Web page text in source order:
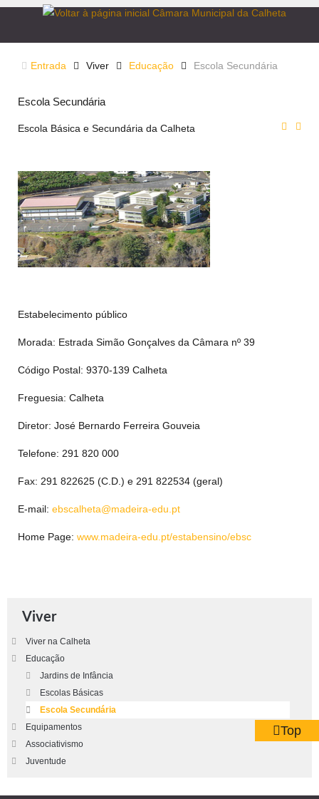
Entrada Viver Educação Escola Secundária
Escola Secundária
Escola Básica e Secundária da Calheta
Estabelecimento público
Morada: Estrada Simão Gonçalves da Câmara nº 39
Código Postal: 9370-139 Calheta
Freguesia: Calheta
Diretor: José Bernardo Ferreira Gouveia
Telefone: 291 820 000
Fax: 291 822625 (C.D.) e 291 822534 (geral)
E-mail: ebscalheta@madeira-edu.pt
Home Page: www.madeira-edu.pt/estabensino/ebsc
Viver
Viver na Calheta
Educação
Jardins de Infância
Escolas Básicas
Escola Secundária
Equipamentos
Associativismo
Juventude
Top